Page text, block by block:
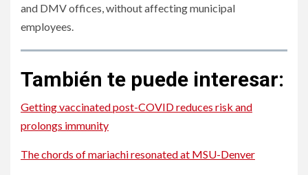
and DMV offices, without affecting municipal
employees.
También te puede interesar:
Getting vaccinated post-COVID reduces risk and
prolongs immunity
The chords of mariachi resonated at MSU-Denver